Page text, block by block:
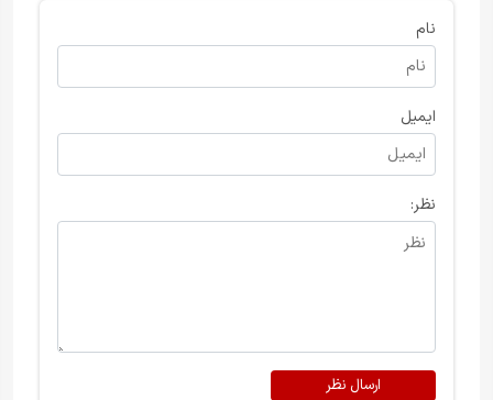
نام
ایمیل
نظر:
ارسال نظر